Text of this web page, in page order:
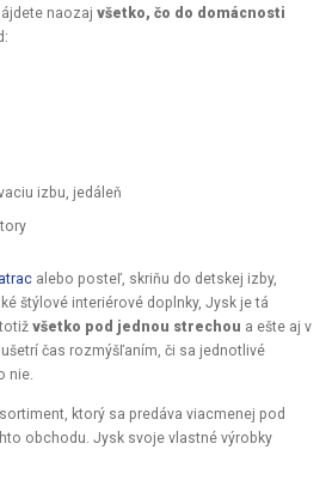
naozaj všetko, čo do domácnosti
izbu, jedáleň
alebo posteľ, skriňu do detskej izby,
štýlové interiérové doplnky, Jysk je tá
všetko pod jednou strechou a ešte aj v
čas rozmýšľaním, či sa jednotlivé
nie.
ktorý sa predáva viacmenej pod
obchodu. Jysk svoje vlastné výrobky